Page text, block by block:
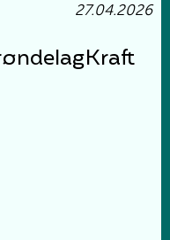
27.04.2026